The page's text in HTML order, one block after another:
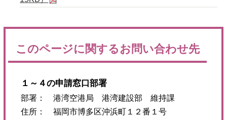
このページに関するお問い合わせ先
１～４の申請窓口部署
部署： 港湾空港局 港湾建設部 維持課
住所： 福岡市博多区沖浜町１２番１号